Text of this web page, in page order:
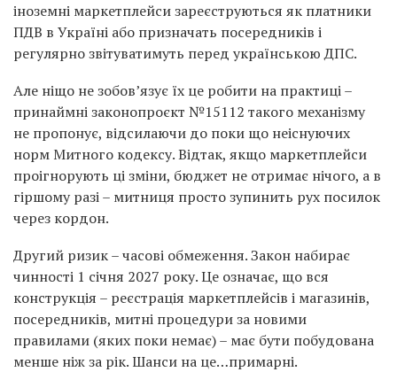
іноземні маркетплейси зареєструються як платники
ПДВ в Україні або призначать посередників і
регулярно звітуватимуть перед українською ДПС.
Але ніщо не зобов’язує їх це робити на практиці –
принаймні законопроєкт №15112 такого механізму
не пропонує, відсилаючи до поки що неіснуючих
норм Митного кодексу. Відтак, якщо маркетплейси
проігнорують ці зміни, бюджет не отримає нічого, а в
гіршому разі – митниця просто зупинить рух посилок
через кордон.
Другий ризик – часові обмеження. Закон набирає
чинності 1 січня 2027 року. Це означає, що вся
конструкція – реєстрація маркетплейсів і магазинів,
посередників, митні процедури за новими
правилами (яких поки немає) – має бути побудована
менше ніж за рік. Шанси на це…примарні.